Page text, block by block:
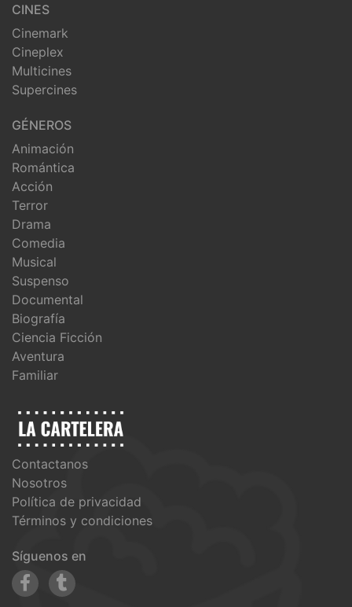
CINES
Cinemark
Cineplex
Multicines
Supercines
GÉNEROS
Animación
Romántica
Acción
Terror
Drama
Comedia
Musical
Suspenso
Documental
Biografía
Ciencia Ficción
Aventura
Familiar
Contactanos
Nosotros
Política de privacidad
Términos y condiciones
Síguenos en